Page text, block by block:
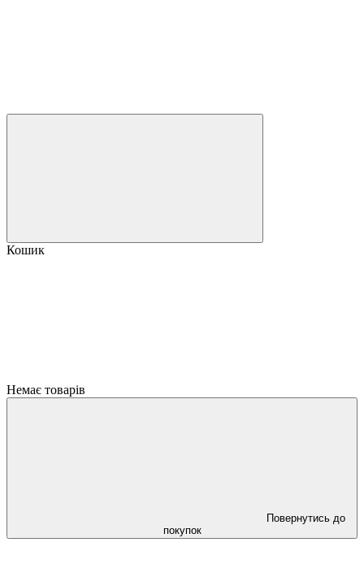
Кошик
Немає товарів
Повернутись до
покупок